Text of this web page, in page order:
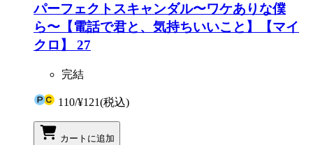
パーフェクトスキャンダル〜ワケありな僕
ら〜【電話で君と、気持ちいいこと】【マイ
クロ】 27
完結
110/¥121(税込)
カートに追加